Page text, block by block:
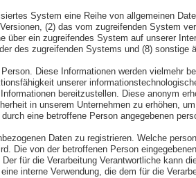
System eine Reihe von allgemeinen
(2) das vom zugreifenden System
ein zugreifendes System auf unserer
des zugreifenden Systems und (8) sonstige
Diese Informationen werden vielmehr
unserer
bereitzustellen. Diese anonym
in unserem Unternehmen zu erhöhen,
eine betroffene Person angegebenen
Daten zu registrieren. Welche
Die von der betroffenen Person
für die Verarbeitung Verantwortliche kann
interne Verwendung, die dem für die